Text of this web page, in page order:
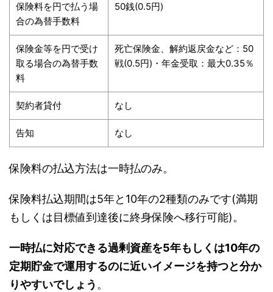
保険料を円で払う場
合の為替手数料
50銭(0.5円)
保険金等を円で受け
取る場合の為替手数
料
死亡保険金、解約返戻金など：50
戦(0.5円)・年金受取：最大0.35％
契約者貸付 なし
告知 なし
保険料の払込方法は一時払のみ。
保険料払込期間は5年と10年の2種類のみです(満期
もしくは目標値到達後に終身保険へ移行可能)。
一時払に対応できる過剰資産を5年もしくは10年の
定期貯金で運用するのに近いイメージを持つと分か
りやすいでしょう 。